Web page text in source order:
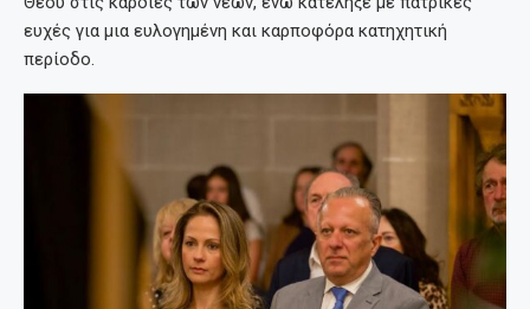
ευχές για μια ευλογημένη και καρποφόρα κατηχητική
περίοδο.